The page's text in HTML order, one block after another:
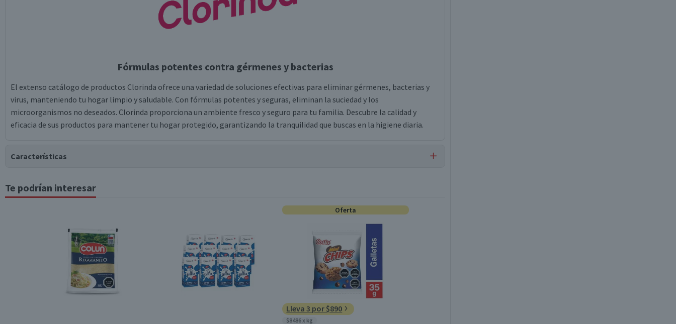
Fórmulas potentes contra gérmenes y bacterias
El extenso catálogo de productos Clorinda ofrece una variedad de soluciones efectivas para eliminar gérmenes, bacterias y
virus, manteniendo tu hogar limpio y saludable. Con fórmulas potentes y seguras, eliminan la suciedad y los
microorganismos no deseados. Clorinda proporciona un ambiente fresco y seguro para tu familia. Descubre la calidad y
eficacia de sus productos para mantener tu hogar protegido, garantizando la tranquilidad que buscas en la higiene diaria.
Características
Tipo de Producto
Plástico
Te podrían interesar
Oferta
Lleva 3 por $890
$8486 x kg